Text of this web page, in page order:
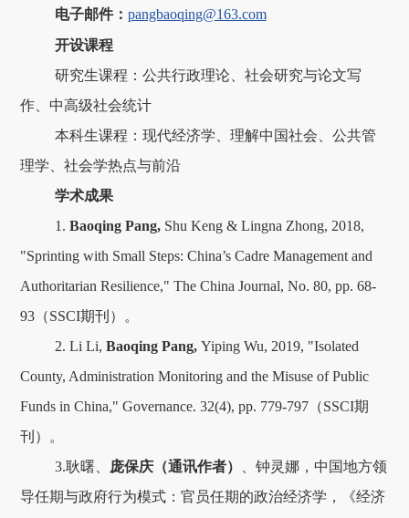
电子邮件： pangbaoqing@163.com
开设课程
研究生课程：公共行政理论、社会研究与论文写
作、中高级社会统计
本科生课程：现代经济学、理解中国社会、公共管
理学、社会学热点与前沿
学术成果
1. Baoqing Pang,Shu Keng & Lingna Zhong, 2018,
"Sprinting with Small Steps: China’s Cadre Management and
Authoritarian Resilience," The China Journal, No. 80, pp. 68-
93（SSCI期刊）。
2. Li Li, Baoqing Pang, Yiping Wu, 2019, "Isolated
County, Administration Monitoring and the Misuse of Public
Funds in China," Governance. 32(4), pp. 779-797（SSCI期
刊）。
3.耿曙、
庞保庆（通讯作者）
、钟灵娜，中国地方领
导任期与政府行为模式：官员任期的政治经济学，《经济